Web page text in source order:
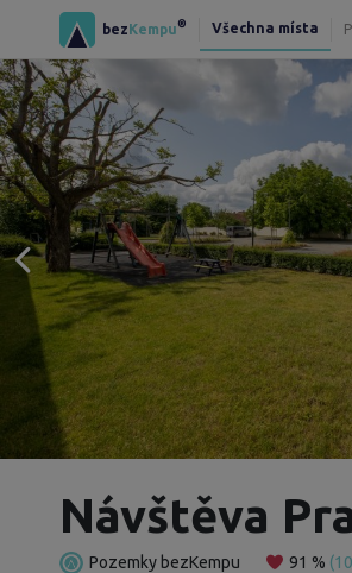
bezKempu® Všechna místa
Návštěva
Pozemky bezKempu 91 %